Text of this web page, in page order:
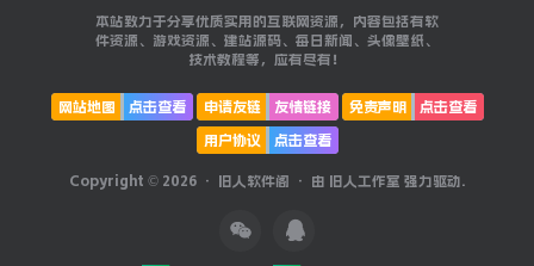
本站致力于分享优质实用的互联网资源，内容包括有软
件资源、游戏资源、建站源码、每日新闻、头像壁纸、
技术教程等，应有尽有！
网站地图 点击查看 申请友链 友情链接 免责声明
点击查看
用户协议
点击查看
Copyright © 2026 · 旧人软件阁 · 由 旧人工作室 强力驱动.